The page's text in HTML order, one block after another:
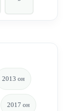
2013 он
2017 он